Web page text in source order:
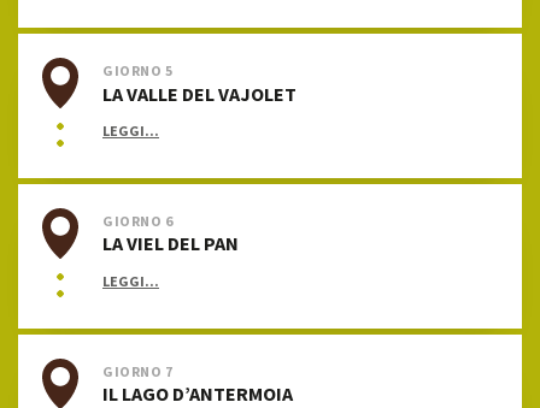
GIORNO 5
LA VALLE DEL VAJOLET
LEGGI...
GIORNO 6
LA VIEL DEL PAN
LEGGI...
GIORNO 7
IL LAGO D’ANTERMOIA